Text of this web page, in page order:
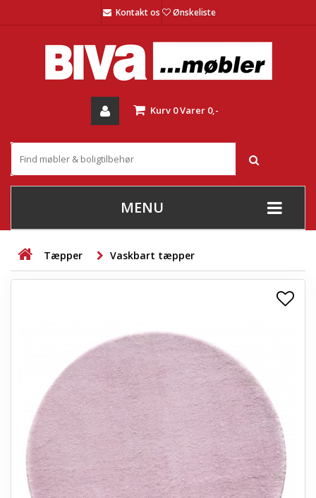
Kontakt os Ønskeliste
Kurv 0Varer 0,-
MENU
+
STUE
+
KONTORMØBLER
OPBEVARING
TÆPPER
LAMPER
HAVEMØBLER
Tæpper Vaskbart tæpper